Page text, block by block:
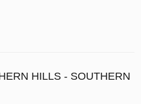
HILLS - SOUTHERN